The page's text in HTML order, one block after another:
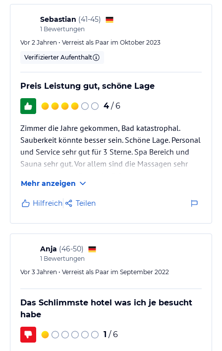
Sebastian (41-45)
1 Bewertungen
Vor 2 Jahren • Verreist als Paar im Oktober 2023
Verifizierter Aufenthalt
Preis Leistung gut, schöne Lage
4 / 6
Zimmer die Jahre gekommen, Bad katastrophal.
Sauberkeit könnte besser sein. Schöne Lage. Personal
und Service sehr gut für 3 Sterne. Spa Bereich und
Sauna sehr gut. Vor allem sind die Massagen sehr
Mehr anzeigen
Hilfreich Teilen
Anja (46-50)
1 Bewertungen
Vor 3 Jahren • Verreist als Paar im September 2022
Das Schlimmste hotel was ich je besucht
habe
1 / 6